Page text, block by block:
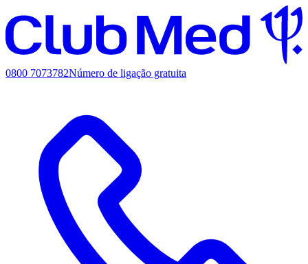
0800 7073782Número de ligação gratuita